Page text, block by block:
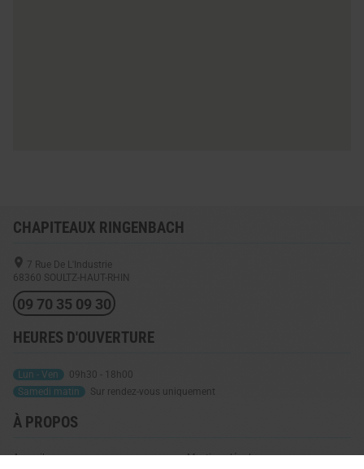
CHAPITEAUX RINGENBACH
7 Rue De L'Industrie
68360 SOULTZ-HAUT-RHIN
09 70 35 09 30
HEURES D'OUVERTURE
Lun - Ven
09h30 - 18h00
Samedi matin
Sur rendez-vous uniquement
À PROPOS
Accueil
Mentions légales